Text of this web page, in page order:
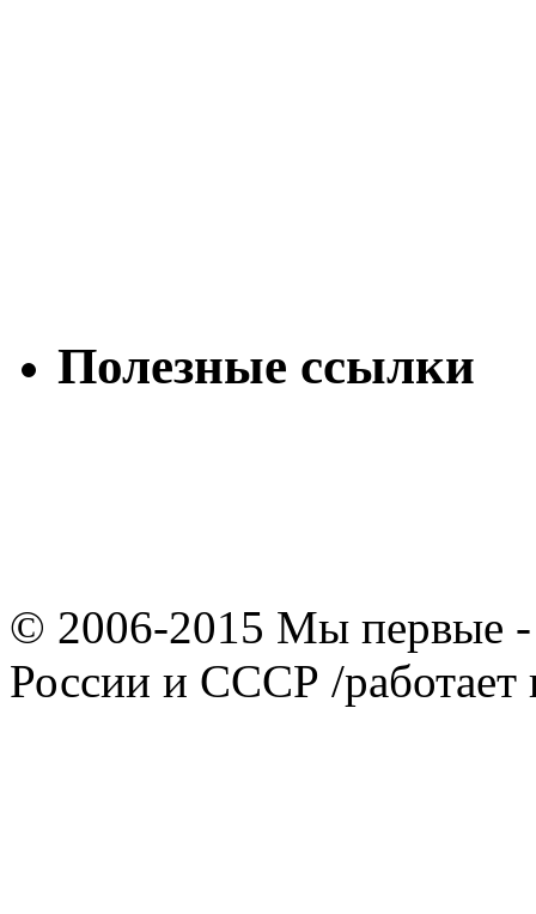
Полезные ссылки
© 2006-2015 Мы первые -
России и СССР /работает